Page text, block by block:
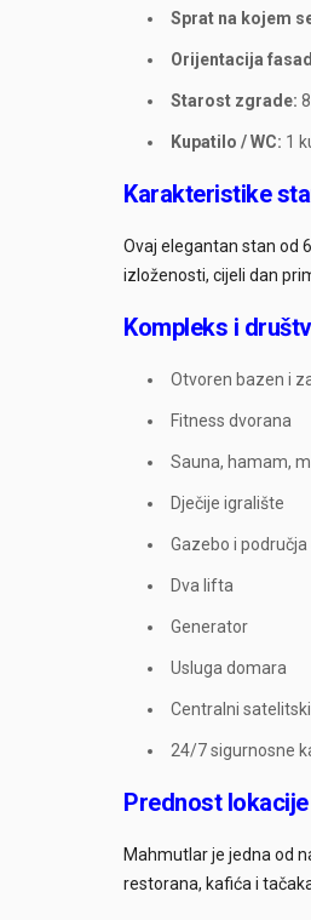
Sprat na kojem
Orijentacija
Starost zgrade:
Kupatilo / WC: 1
Karakteristike
Ovaj elegantan stan od
izloženosti, cijeli dan
Kompleks i
Otvoren bazen i
Fitness dvorana
Sauna, hamam,
Dječije igralište
Gazebo i
Dva lifta
Generator
Usluga domara
Centralni
24/7 sigurnosne
Prednost lokacije
Mahmutlar je jedna od
restorana, kafića i